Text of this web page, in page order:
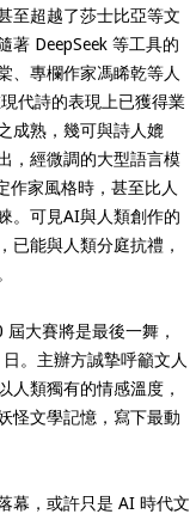
至超越了莎士比亞等文
著 DeepSeek 等工具的
、專欄作家馮睎乾等人
代詩的表現上已獲得業
成熟，幾可與詩人媲
，經微調的大型語言模
作家風格時，甚至比人
。可見AI與人類創作的
已能與人類分庭抗禮，
大賽將是最後一舞，
。主辦方誠摯呼籲文人
人類獨有的情感溫度，
怪文學記憶，寫下最動
幕，或許只是 AI 時代文